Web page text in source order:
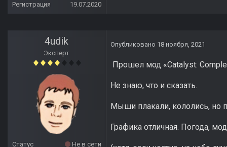
Регистрация
19.07.2020
4udik
Эксперт
Статус Не в сети
Опубликовано 18 ноября, 2021
Прошел мод «Catalyst:
Не знаю, что и сказать.
Мыши плакали, кололись, но
Графика отличная. Погода,